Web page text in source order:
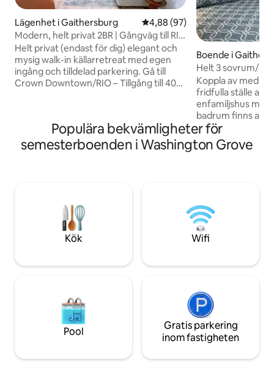
Lägenhet i Gaithersburg 4,88 av 5 i genomsnittligt
4,88 (97)
Modern, helt privat 2BR | Gångväg till RIO
| Parkering
Helt privat (endast för dig) elegant och
mysig walk-in källarretreat med egen
ingång och tilldelad parkering. Gå till
Crown Downtown/RIO – Tillgång till 40+
Metro ligger 3 miles bort. Busshållplats
finns precis framför. - Exklusiva
ytbehandlingar -2 sovrum, 2 queen-
Boende i
Helt 3 sovrum/2
Koppla av med
fridfulla ställe att
enfamiljshus med
badrum finns att
inhägnad gård
med 4 bilar.
Constitutional
t.ex. överfall,
sexbrott eller
gata, enligt
Populära bekvämligheter för
semesterboenden i Washington Grove
Kök Wifi
Pool
Gratis parkering
inom fastigheten